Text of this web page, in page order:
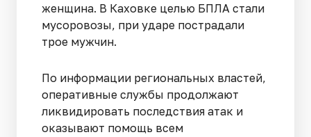
женщина. В Каховке целью БПЛА стали
мусоровозы, при ударе пострадали
трое мужчин.
По информации региональных властей,
оперативные службы продолжают
ликвидировать последствия атак и
оказывают помощь всем